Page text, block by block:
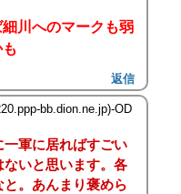
川へのマークも弱
返信
bb.dion.ne.jp)-OD
軍に居ればすごい
いと思います。各
。あんまり褒めら